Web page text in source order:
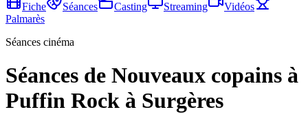
Fiche
Séances Casting Streaming
Vidéos
Palmarès
Séances cinéma
Séances de Nouveaux copains à
Puffin Rock à Surgères